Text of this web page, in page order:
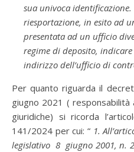
sua univoca
riesportazione, in esito ad
presentata ad un ufficio
regime di deposito,
indirizzo dell’ufficio di
Per quanto riguarda il
giugno 2021 (
giuridiche) si ricorda
141/2024 per cui: “ 1.
legislativo 8 giugno 2001, n.